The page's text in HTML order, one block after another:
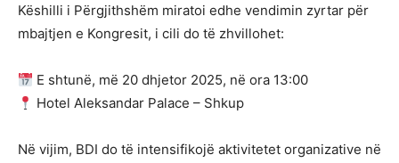
Këshilli i Përgjithshëm miratoi edhe vendimin zyrtar për
mbajtjen e Kongresit, i cili do të zhvillohet:
E shtunë, më 20 dhjetor 2025, në ora 13:00
Hotel Aleksandar Palace – Shkup
Në vijim, BDI do të intensifikojë aktivitetet organizative në